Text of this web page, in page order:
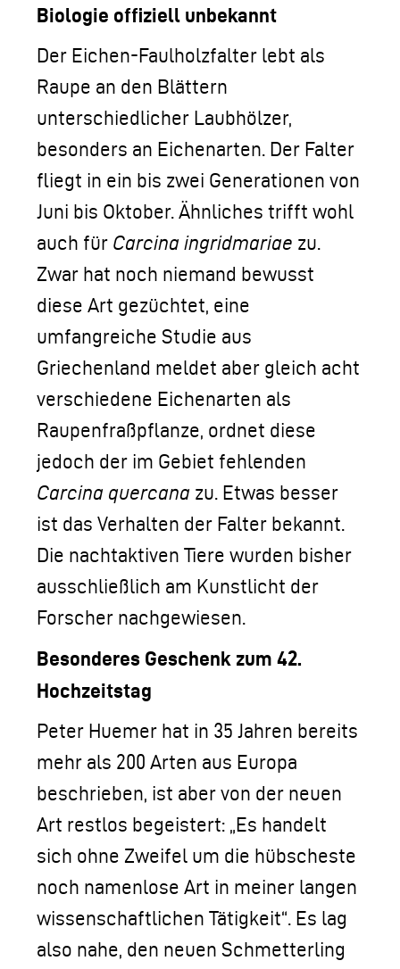
Biologie offiziell unbekannt
Der Eichen-Faulholzfalter lebt als
Raupe an den Blättern
unterschiedlicher Laubhölzer,
besonders an Eichenarten. Der Falter
fliegt in ein bis zwei Generationen von
Juni bis Oktober. Ähnliches trifft wohl
auch für Carcina ingridmariae zu.
Zwar hat noch niemand bewusst
diese Art gezüchtet, eine
umfangreiche Studie aus
Griechenland meldet aber gleich acht
verschiedene Eichenarten als
Raupenfraßpflanze, ordnet diese
jedoch der im Gebiet fehlenden
Carcina quercana zu. Etwas besser
ist das Verhalten der Falter bekannt.
Die nachtaktiven Tiere wurden bisher
ausschließlich am Kunstlicht der
Forscher nachgewiesen.
Besonderes Geschenk zum 42.
Hochzeitstag
Peter Huemer hat in 35 Jahren bereits
mehr als 200 Arten aus Europa
beschrieben, ist aber von der neuen
Art restlos begeistert: „Es handelt
sich ohne Zweifel um die hübscheste
noch namenlose Art in meiner langen
wissenschaftlichen Tätigkeit“. Es lag
also nahe, den neuen Schmetterling